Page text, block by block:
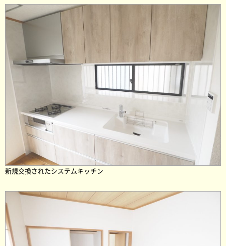
新規交換されたシステムキッチン